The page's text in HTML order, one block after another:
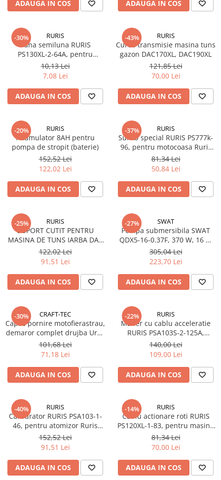
ADAUGA IN COS ADAUGA IN COS
-30% RURIS
Pana semiluna RURIS
PS130XL-2-64A, pentru
masina de tuns iarba Ruris
DAC 130XL
10,13 Lei
7,08 Lei
ADAUGA IN COS
-43% RURIS
Curea transmisie masina tuns
gazon DAC170XL, DAC190XL
121,85 Lei
70,00 Lei
ADAUGA IN COS
-20% RURIS
Acumulator 8AH pentru
pompa de stropit (baterie)
152,52 Lei
122,02 Lei
ADAUGA IN COS
-37% RURIS
Surub special RURIS PS777k-
96, pentru motocoasa Ruris
DAC 777K
81,34 Lei
50,84 Lei
ADAUGA IN COS
-25% RURIS
SUPORT CUTIT PENTRU
MASINA DE TUNS IARBA DAC
130XL,150XL RURIS PS130XL-1-
4
122,02 Lei
91,51 Lei
ADAUGA IN COS
-27% SWAT
Pompa submersibila SWAT
QDX5-16-0.37F, 370 W, 16 m
inaltime, 1.5 mc/h
305,04 Lei
223,70 Lei
ADAUGA IN COS
-30% CRAFT-TEC
Capac pornire motofierastrau,
demaror complet drujba Ural,
Almaz, China 6800
101,68 Lei
71,18 Lei
ADAUGA IN COS
-22% RURIS
Maner cu cablu acceleratie
RURIS PSA103S-2-125A,
pentru atomizor Ruris A102 /
A103S, HERCULES 100
140,00 Lei
109,00 Lei
ADAUGA IN COS
-40% RURIS
Carburator RURIS PSA103-1-
46, pentru atomizor Ruris
A102, A103, A103S, Hercules
100, 3WF 2.6, 3WF 2.7
152,52 Lei
91,51 Lei
ADAUGA IN COS
-14% RURIS
Cablu actionare roti RURIS
PS120XL-1-83, pentru masina
de tuns iarba Ruris DAC 120XL
81,34 Lei
70,00 Lei
ADAUGA IN COS